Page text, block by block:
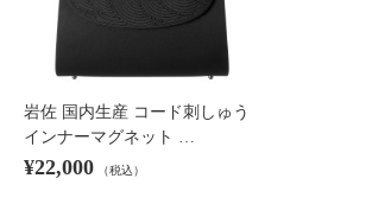
岩佐 国内生産 コード刺しゅう
インナーマグネット …
¥22,000 （税込）